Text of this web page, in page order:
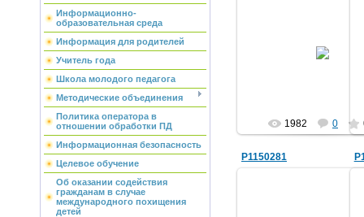
Информационно-
образовательная среда
Информация для родителей
Учитель года
Школа молодого педагога
Методические объединения
Политика оператора в
отношении обработки ПД
Информационная безопасность
Целевое обучение
Об оказании содействия
гражданам в случае
международного похищения
детей
1982 0
P1150281